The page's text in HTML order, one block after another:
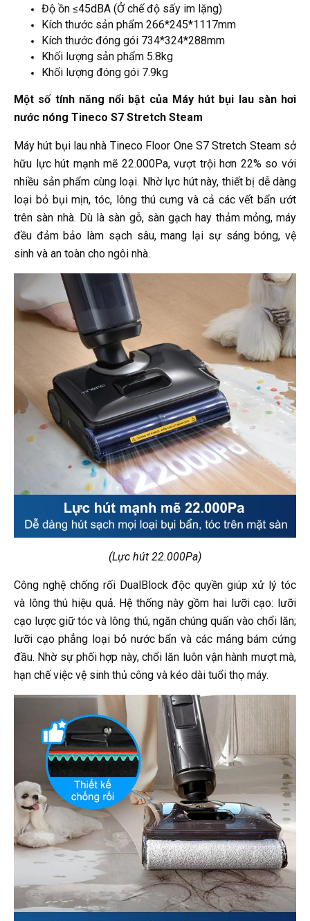
Độ ồn ≤45dBA (Ở chế độ sấy im lặng)
Kích thước sản phẩm 266*245*1117mm
Kích thước đóng gói 734*324*288mm
Khối lượng sản phẩm 5.8kg
Khối lượng đóng gói 7.9kg
Một số tính năng nổi bật của Máy hút bụi lau sàn hơi
nước nóng Tineco S7 Stretch Steam
Máy hút bụi lau nhà Tineco Floor One S7 Stretch Steam sở
hữu lực hút mạnh mẽ 22.000Pa, vượt trội hơn 22% so với
nhiều sản phẩm cùng loại. Nhờ lực hút này, thiết bị dễ dàng
loại bỏ bụi mịn, tóc, lông thú cưng và cả các vết bẩn ướt
trên sàn nhà. Dù là sàn gỗ, sàn gạch hay thảm mỏng, máy
đều đảm bảo làm sạch sâu, mang lại sự sáng bóng, vệ
sinh và an toàn cho ngôi nhà.
(Lực hút 22.000Pa)
Công nghệ chống rối DualBlock độc quyền giúp xử lý tóc
và lông thú hiệu quả. Hệ thống này gồm hai lưỡi cạo: lưỡi
cạo lược giữ tóc và lông thú, ngăn chúng quấn vào chổi lăn;
lưỡi cạo phẳng loại bỏ nước bẩn và các mảng bám cứng
đầu. Nhờ sự phối hợp này, chổi lăn luôn vận hành mượt mà,
hạn chế việc vệ sinh thủ công và kéo dài tuổi thọ máy.